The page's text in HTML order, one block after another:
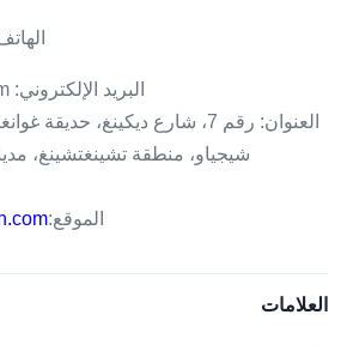
الهاتف: +86
البريد الإلكتروني: katrina@farrleey.com
العنوان: رقم 7، شارع ديكينغ،
شيجياو، منطقة تشينغتشينغ،
الموقع:
العلامات